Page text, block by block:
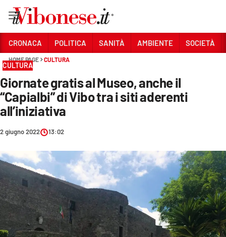
Sezioni
CRONACA
POLITICA
SOCIETÀ
CULTURA
ECONOMIA E LAVORO
EVENTI
CRONACA POLITICA SANITÀ AMBIENTE SOCIETÀ
HOME PAGE CULTURA
CULTURA
Giornate gratis al Museo, anche il
“Capialbi” di Vibo tra i siti aderenti
all’iniziativa
2 giugno 2022 13:02